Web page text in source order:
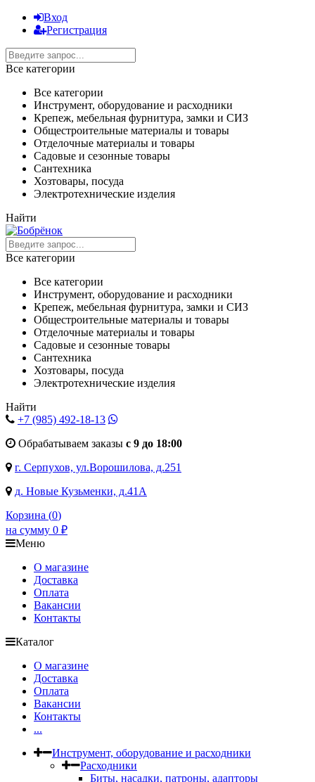
Вход
Регистрация
Все категории
Все категории
Инструмент, оборудование и расходники
Крепеж, мебельная фурнитура, замки и СИЗ
Общестроительные материалы и товары
Отделочные материалы и товары
Садовые и сезонные товары
Сантехника
Хозтовары, посуда
Электротехнические изделия
Найти
Все категории
Все категории
Инструмент, оборудование и расходники
Крепеж, мебельная фурнитура, замки и СИЗ
Общестроительные материалы и товары
Отделочные материалы и товары
Садовые и сезонные товары
Сантехника
Хозтовары, посуда
Электротехнические изделия
Найти
+7 (985) 492-18-13
Обрабатываем заказы с 9 до 18:00
г. Серпухов, ул.Ворошилова, д.251
д. Новые Кузьменки, д.41А
Корзина (0)
на сумму 0 ₽
Меню
О магазине
Доставка
Оплата
Вакансии
Контакты
Каталог
О магазине
Доставка
Оплата
Вакансии
Контакты
...
Инструмент, оборудование и расходники
Расходники
Биты, насадки, патроны, адапторы